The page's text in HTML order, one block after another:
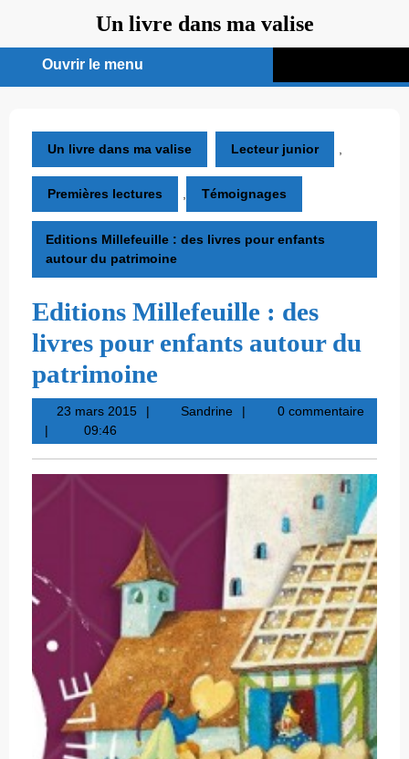
contenu
Un livre dans ma valise
Ouvrir le menu
menu
Un livre dans ma valise Lecteur junior
Premières lectures Témoignages
Editions Millefeuille : des livres pour enfants
autour du patrimoine
Editions Millefeuille : des
livres pour enfants autour du
patrimoine
23 mars 201523
2015
SandrineSandrine0 commentaire
09:46